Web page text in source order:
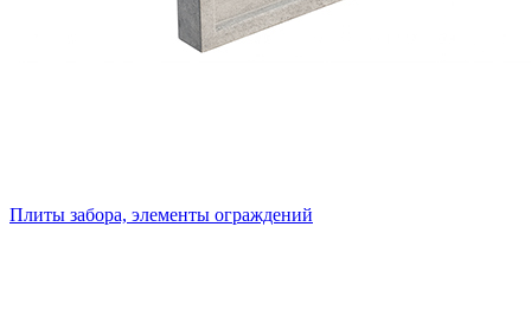
Плиты забора, элементы ограждений